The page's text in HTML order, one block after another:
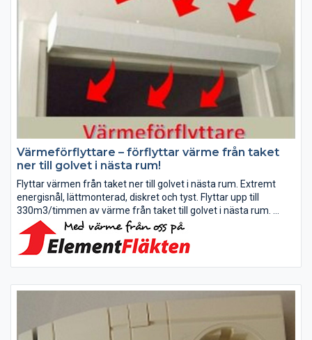
Värmeförflyttare – förflyttar värme från taket
ner till golvet i nästa rum!
Flyttar värmen från taket ner till golvet i nästa rum. Extremt
energisnål, lättmonterad, diskret och tyst. Flyttar upp till
330m3/timmen av värme från taket till golvet i nästa rum.
Det fungerar jättebra när man eldar i kamin eller...